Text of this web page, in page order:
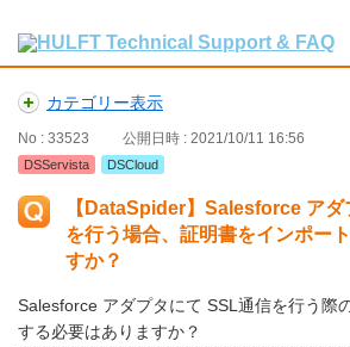
カテゴリー表示
No : 33523 公開日時 : 2021/10/11 16:56
DSServista DSCloud
【DataSpider】Salesforce ア
を行う場合、証明書をインポー
すか？
Salesforce アダプタにて SSL通信を行う際
する必要はありますか？